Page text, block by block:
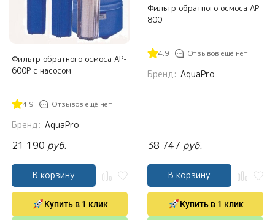
Фильтр обратного осмоса AP-
600P с насосом
4.9 Отзывов ещё нет
Бренд: AquaPro
21 190 руб.
В корзину
Купить в 1 клик
Фильтр обратного осмоса AP-
800
4.9 Отзывов ещё нет
Бренд: AquaPro
38 747 руб.
В корзину
Купить в 1 клик